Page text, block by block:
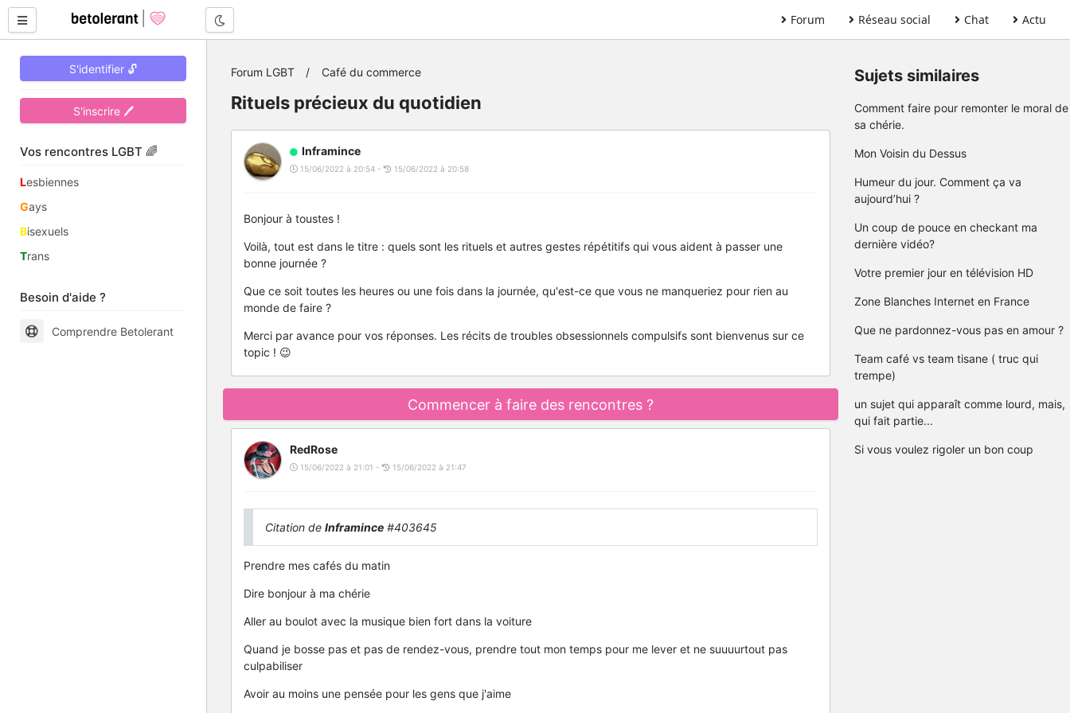
Forum Réseau social Chat Actu
S'identifier 🔓
S'inscrire 🖊
Vos rencontres LGBT 🌈
Lesbiennes
Gays
Bisexuels
Trans
Besoin d'aide ?
Comprendre Betolerant
Forum LGBT Café du commerce
Rituels précieux du quotidien
Inframince
15/06/2022 à 20:54 - 15/06/2022 à 20:58
Bonjour à toustes !
Voilà, tout est dans le titre : quels sont les rituels et autres gestes répétitifs qui vous aident à passer une
bonne journée ?
Que ce soit toutes les heures ou une fois dans la journée, qu'est-ce que vous ne manqueriez pour rien au
monde de faire ?
Merci par avance pour vos réponses. Les récits de troubles obsessionnels compulsifs sont bienvenus sur ce
topic ! 😉
Commencer à faire des rencontres ?
RedRose
15/06/2022 à 21:01 - 15/06/2022 à 21:47
Citation de Inframince #403645
Prendre mes cafés du matin
Dire bonjour à ma chérie
Aller au boulot avec la musique bien fort dans la voiture
Quand je bosse pas et pas de rendez-vous, prendre tout mon temps pour me lever et ne suuuurtout pas
culpabiliser
Avoir au moins une pensée pour les gens que j'aime
Sujets similaires
Comment faire pour remonter le moral de
sa chérie.
Mon Voisin du Dessus
Humeur du jour. Comment ça va
aujourd’hui ?
Un coup de pouce en checkant ma
dernière vidéo?
Votre premier jour en télévision HD
Zone Blanches Internet en France
Que ne pardonnez-vous pas en amour ?
Team café vs team tisane ( truc qui
trempe)
un sujet qui apparaît comme lourd, mais,
qui fait partie...
Si vous voulez rigoler un bon coup